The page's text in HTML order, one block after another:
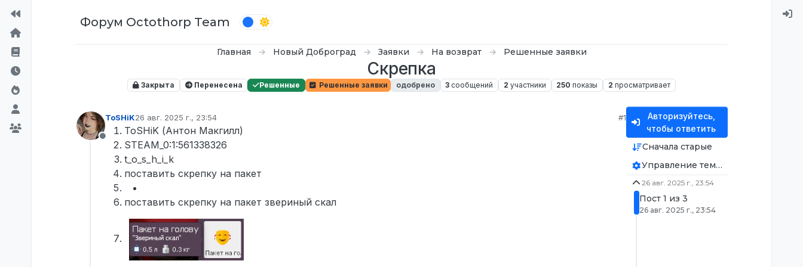
Форум Octothorp Team
Главная Новый Доброград Заявки На возврат Решенные заявки
Скрепка
Закрыта Перенесена Решенные Решенные заявки одобрено 3 сообщений 2 участники 250 показы 2 просматривает
Не в сети
ToSHiK26 авг. 2025 г., 23:54
отредактировано
#1
ToSHiK (Антон Макгилл)
STEAM_0:1:561338326
t_o_s_h_i_k
поставить скрепку на пакет
поставить скрепку на пакет звериный скал
Авторизуйтесь,
чтобы ответить
Сначала старые
Управление темой
26 авг. 2025 г., 23:54
Пост 1 из 3
26 авг. 2025 г., 23:54